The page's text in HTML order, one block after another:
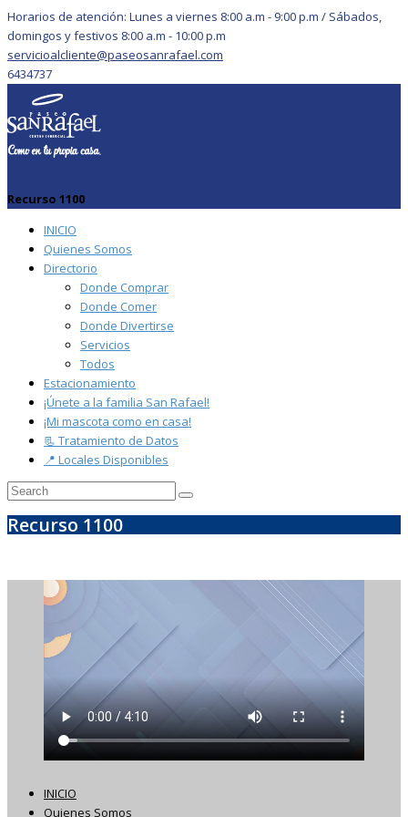
Horarios de atención: Lunes a viernes 8:00 a.m - 9:00 p.m / Sábados,
domingos y festivos 8:00 a.m - 10:00 p.m
servicioalcliente@paseosanrafael.com
6434737
Recurso 1100
INICIO
Quienes Somos
Directorio
Donde Comprar
Donde Comer
Donde Divertirse
Servicios
Todos
Estacionamiento
¡Únete a la familia San Rafael!
¡Mi mascota como en casa!
📃 Tratamiento de Datos
📍 Locales Disponibles
Recurso 1100
INICIO
Quienes Somos